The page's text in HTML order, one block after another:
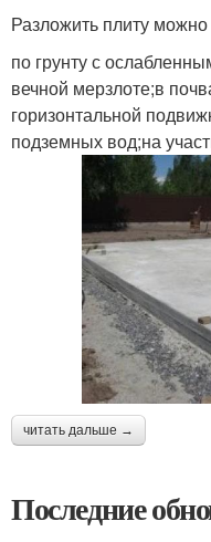
Разложить плиту
по грунту с
вечной мерзлоте;в
горизонтальной
подземных вод;на
читать дальше →
Последние